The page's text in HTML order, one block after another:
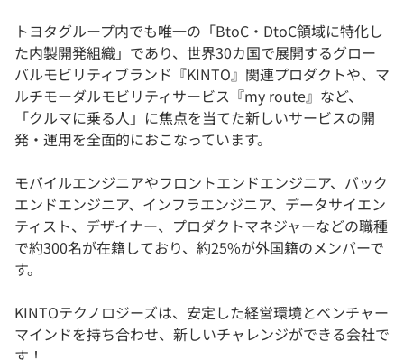
トヨタグループ内でも唯一の「BtoC・DtoC領域に特化し
た内製開発組織」であり、世界30カ国で展開するグロー
バルモビリティブランド『KINTO』関連プロダクトや、マ
ルチモーダルモビリティサービス『my route』など、
「クルマに乗る人」に焦点を当てた新しいサービスの開
発・運用を全面的におこなっています。
モバイルエンジニアやフロントエンドエンジニア、バック
エンドエンジニア、インフラエンジニア、データサイエン
ティスト、デザイナー、プロダクトマネジャーなどの職種
で約300名が在籍しており、約25%が外国籍のメンバーで
す。
KINTOテクノロジーズは、安定した経営環境とベンチャー
マインドを持ち合わせ、新しいチャレンジができる会社で